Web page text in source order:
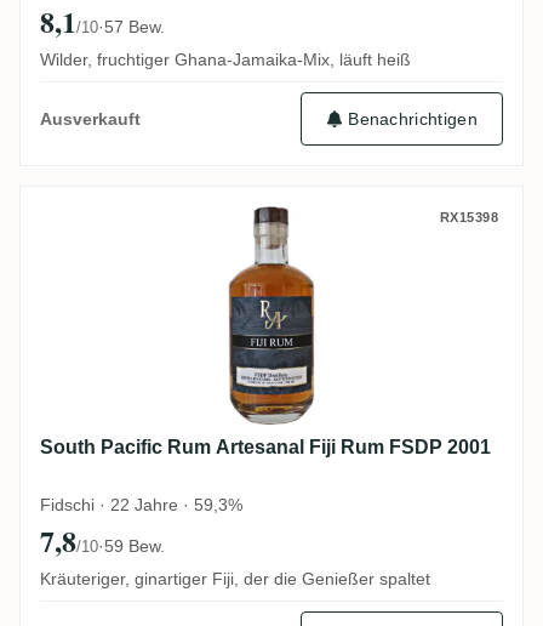
8,1/10·57 Bew.
Wilder, fruchtiger Ghana-Jamaika-Mix, läuft heiß
Ausverkauft Benachrichtigen
South Pacific Rum Artesanal Fiji Rum
RX15398
South Pacific Rum Artesanal Fiji Rum FSDP 2001
Fidschi · 22 Jahre · 59,3%
7,8/10·59 Bew.
Kräuteriger, ginartiger Fiji, der die Genießer spaltet